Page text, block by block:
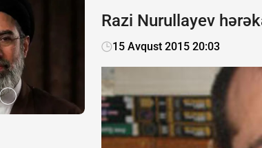
Razi Nurullayev
15 Avqust 2015 20:03